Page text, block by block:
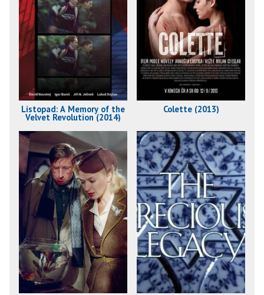
Listopad: A Memory of the
Velvet Revolution (2014)
Colette (2013)